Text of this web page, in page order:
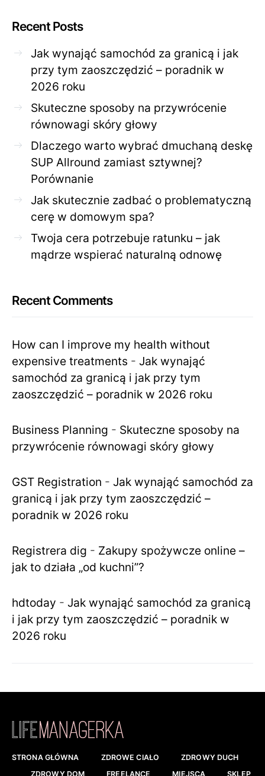
Recent Posts
Jak wynająć samochód za granicą i jak
przy tym zaoszczędzić – poradnik w
2026 roku
Skuteczne sposoby na przywrócenie
równowagi skóry głowy
Dlaczego warto wybrać dmuchaną deskę
SUP Allround zamiast sztywnej?
Porównanie
Jak skutecznie zadbać o problematyczną
cerę w domowym spa?
Twoja cera potrzebuje ratunku – jak
mądrze wspierać naturalną odnowę
Recent Comments
How can I improve my health without
expensive treatments - Jak wynająć
samochód za granicą i jak przy tym
zaoszczędzić – poradnik w 2026 roku
Business Planning - Skuteczne sposoby na
przywrócenie równowagi skóry głowy
GST Registration - Jak wynająć samochód za
granicą i jak przy tym zaoszczędzić –
poradnik w 2026 roku
Registrera dig - Zakupy spożywcze online –
jak to działa „od kuchni”?
hdtoday - Jak wynająć samochód za granicą
i jak przy tym zaoszczędzić – poradnik w
2026 roku
STRONA GŁÓWNA ZDROWE CIAŁO
ZDROWY DUCH
ZDROWY DOM
FREELANCE MIEJSCA SKLEP